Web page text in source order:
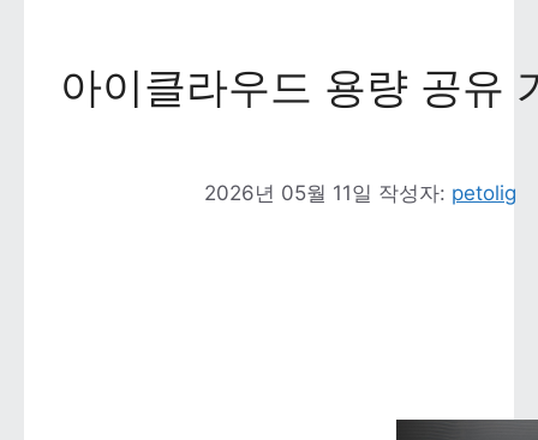
아이클라우드 용량 공유
2026년 05월 11일 작성자: petolig